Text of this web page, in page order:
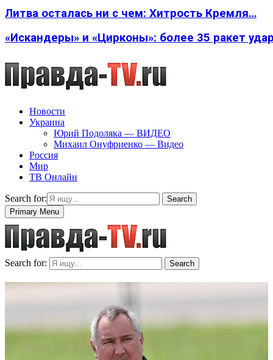
Литва осталась ни с чем: Хитрость Кремля…
«Искандеры» и «Цирконы»: более 35 ракет
Новости
Украина
Юрий Подоляка — ВИДЕО
Михаил Онуфриенко — Видео
Россия
Мир
ТВ Онлайн
Search for:
Search
Primary Menu
Search for: Search